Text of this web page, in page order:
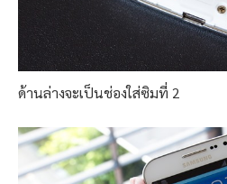
ด้านล่างจะเป็นช่องใส่ซิมที่ 2